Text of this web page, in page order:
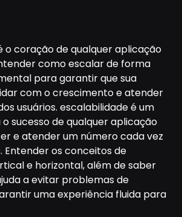
o coração de qualquer aplicação
como escalar de forma
para garantir que sua
com o crescimento e atender
usuários. escalabilidade é um
sucesso de qualquer aplicação
e atender um número cada vez
Entender os conceitos de
e horizontal, além de saber
a evitar problemas de
uma experiência fluida para